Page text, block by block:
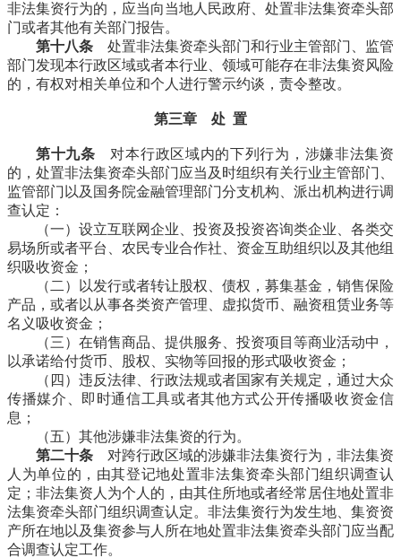
非法集资行为的，应当向当地人民政府、处置非法集资牵头部
门或者其他有关部门报告。
第十八条 处置非法集资牵头部门和行业主管部门、监管
部门发现本行政区域或者本行业、领域可能存在非法集资风险
的，有权对相关单位和个人进行警示约谈，责令整改。
第三章 处 置
第十九条 对本行政区域内的下列行为，涉嫌非法集资
的，处置非法集资牵头部门应当及时组织有关行业主管部门、
监管部门以及国务院金融管理部门分支机构、派出机构进行调
查认定：
（一）设立互联网企业、投资及投资咨询类企业、各类交
易场所或者平台、农民专业合作社、资金互助组织以及其他组
织吸收资金；
（二）以发行或者转让股权、债权，募集基金，销售保险
产品，或者以从事各类资产管理、虚拟货币、融资租赁业务等
名义吸收资金；
（三）在销售商品、提供服务、投资项目等商业活动中，
以承诺给付货币、股权、实物等回报的形式吸收资金；
（四）违反法律、行政法规或者国家有关规定，通过大众
传播媒介、即时通信工具或者其他方式公开传播吸收资金信
息；
（五）其他涉嫌非法集资的行为。
第二十条 对跨行政区域的涉嫌非法集资行为，非法集资
人为单位的，由其登记地处置非法集资牵头部门组织调查认
定；非法集资人为个人的，由其住所地或者经常居住地处置非
法集资牵头部门组织调查认定。非法集资行为发生地、集资资
产所在地以及集资参与人所在地处置非法集资牵头部门应当配
合调查认定工作。